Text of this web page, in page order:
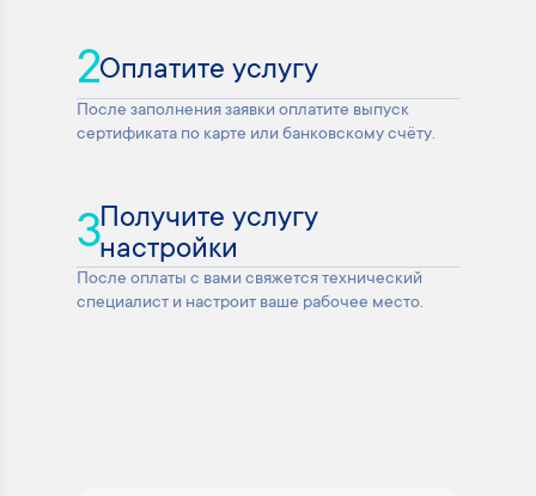
2Оплатите услугу
После заполнения заявки оплатите выпуск
сертификата по карте или банковскому счёту.
3Получите услугу
настройки
После оплаты с вами свяжется технический
специалист и настроит ваше рабочее место.